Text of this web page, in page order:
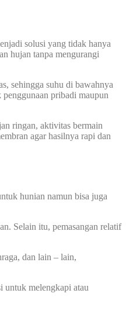
solusi yang tidak hanya
hujan tanpa mengurangi
sehingga suhu di bawahnya
pribadi maupun
ringan, aktivitas bermain
agar hasilnya rapi dan
hunian namun bisa juga
Selain itu, pemasangan relatif
dan lain – lain,
untuk melengkapi atau